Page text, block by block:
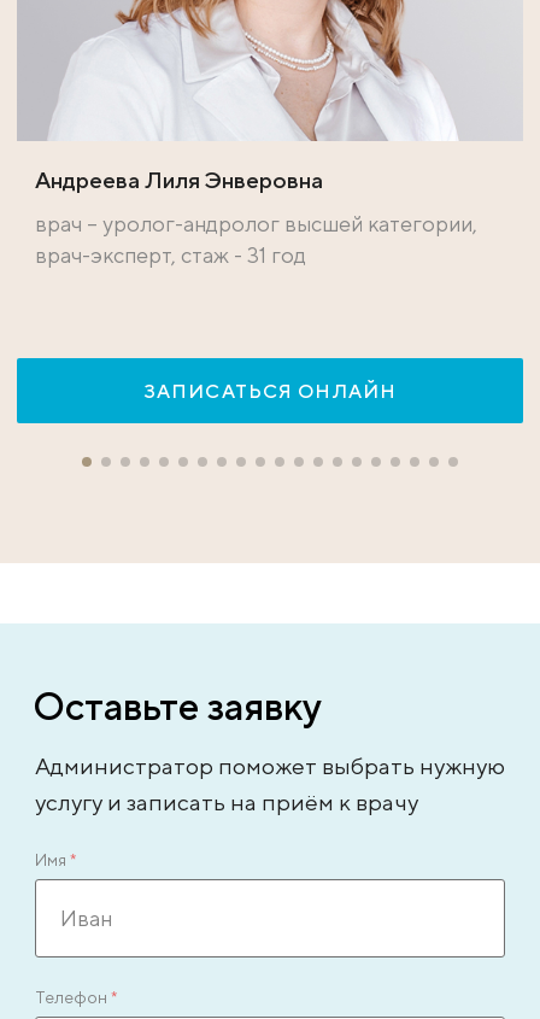
Андреева Лиля Энверовна
врач – уролог-андролог высшей категории,
врач-эксперт, стаж - 31 год
ЗАПИСАТЬСЯ ОНЛАЙН
Оставьте заявку
Администратор поможет выбрать нужную
услугу и записать на приём к врачу
Имя *
Телефон *